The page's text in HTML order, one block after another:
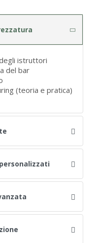
istruttori
del bar
(teoria e pratica)